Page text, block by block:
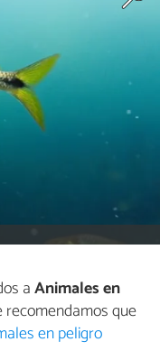
aAnimales en
recomendamos que
en peligro